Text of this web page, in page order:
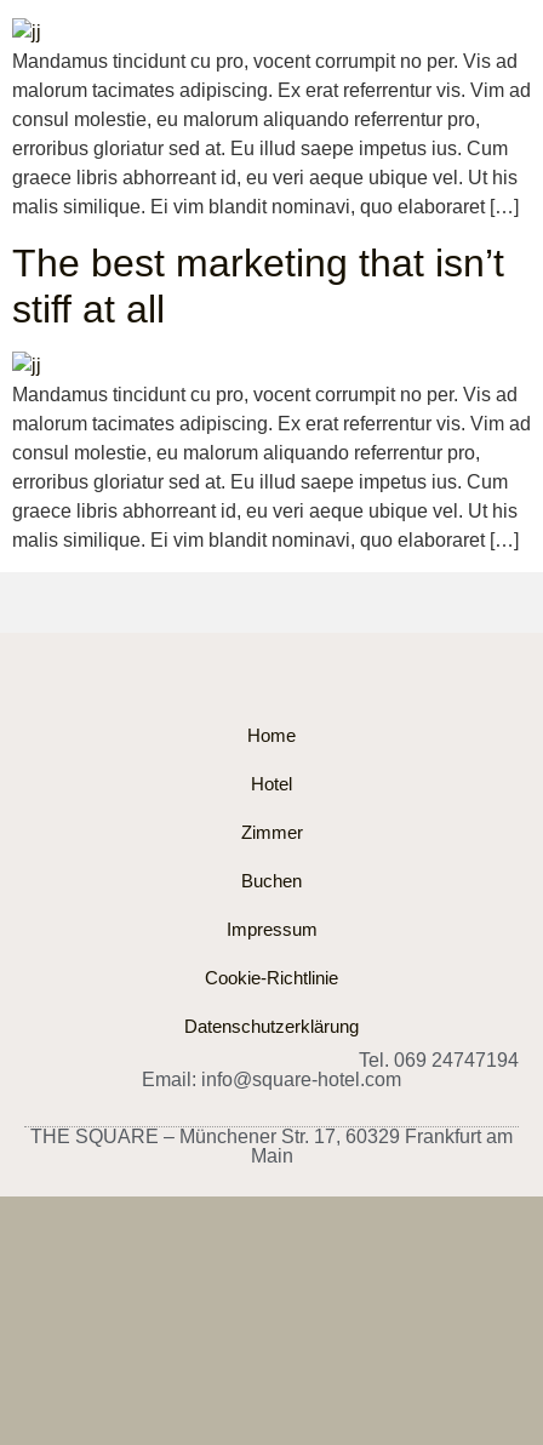
Mandamus tincidunt cu pro, vocent corrumpit no per. Vis ad
malorum tacimates adipiscing. Ex erat referrentur vis. Vim ad
consul molestie, eu malorum aliquando referrentur pro,
erroribus gloriatur sed at. Eu illud saepe impetus ius. Cum
graece libris abhorreant id, eu veri aeque ubique vel. Ut his
malis similique. Ei vim blandit nominavi, quo elaboraret […]
The best marketing that isn’t
stiff at all
Mandamus tincidunt cu pro, vocent corrumpit no per. Vis ad
malorum tacimates adipiscing. Ex erat referrentur vis. Vim ad
consul molestie, eu malorum aliquando referrentur pro,
erroribus gloriatur sed at. Eu illud saepe impetus ius. Cum
graece libris abhorreant id, eu veri aeque ubique vel. Ut his
malis similique. Ei vim blandit nominavi, quo elaboraret […]
Home
Hotel
Zimmer
Buchen
Impressum
Cookie-Richtlinie
Datenschutzerklärung
Tel. 069 24747194
Email: info@square-hotel.com
THE SQUARE – Münchener Str. 17, 60329 Frankfurt am
Main